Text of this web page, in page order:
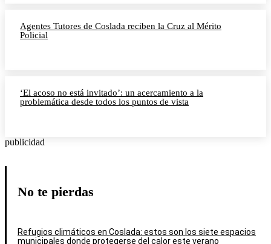
Agentes Tutores de Coslada reciben la Cruz al Mérito
Policial
‘El acoso no está invitado’: un acercamiento a la
problemática desde todos los puntos de vista
publicidad
No te pierdas
Refugios climáticos en Coslada: estos son los siete espacios
municipales donde protegerse del calor este verano